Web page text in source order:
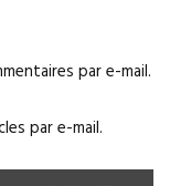
par e-mail.
par e-mail.